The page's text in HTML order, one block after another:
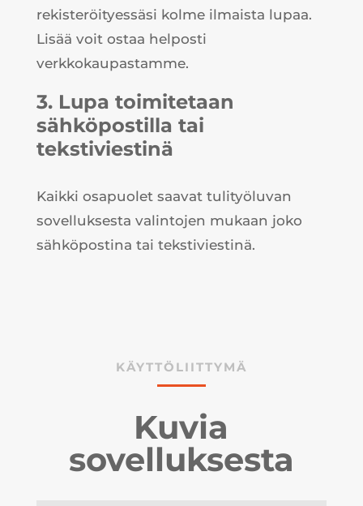
rekisteröityessäsi kolme ilmaista lupaa.
Lisää voit ostaa helposti
verkkokaupastamme.
3. Lupa toimitetaan
sähköpostilla tai
tekstiviestinä
Kaikki osapuolet saavat tulityöluvan
sovelluksesta valintojen mukaan joko
sähköpostina tai tekstiviestinä.
KÄYTTÖLIITTYMÄ
Kuvia
sovelluksesta